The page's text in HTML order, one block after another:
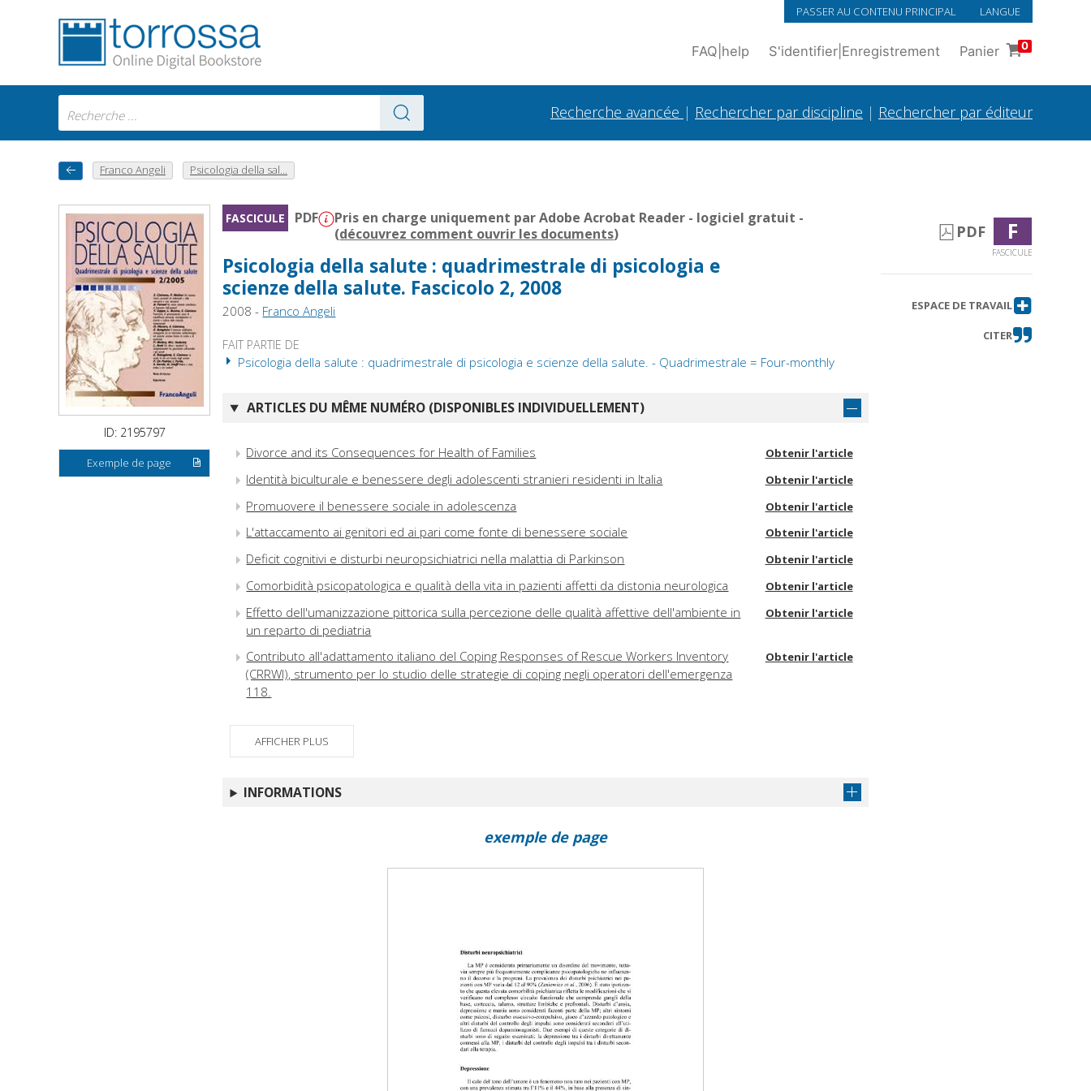
PASSER AU CONTENU PRINCIPAL LANGUE
FAQ help S'identifier Enregistrement Panier 0
Recherche avancée | Rechercher par discipline | Rechercher par éditeur
Franco Angeli Psicologia della sal...
ID: 2195797
Exemple de page
FASCICULE PDF
Pris en charge uniquement par Adobe Acrobat Reader - logiciel gratuit -
(découvrez comment ouvrir les documents)
Psicologia della salute : quadrimestrale di psicologia e
scienze della salute. Fascicolo 2, 2008
2008 - Franco Angeli
FAIT PARTIE DE
Psicologia della salute : quadrimestrale di psicologia e scienze della salute. - Quadrimestrale = Four-monthly
ARTICLES DU MÊME NUMÉRO (DISPONIBLES INDIVIDUELLEMENT)
Divorce and its Consequences for Health of Families Obtenir l'article
Identità biculturale e benessere degli adolescenti stranieri residenti in Italia Obtenir l'article
Promuovere il benessere sociale in adolescenza Obtenir l'article
L'attaccamento ai genitori ed ai pari come fonte di benessere sociale Obtenir l'article
Deficit cognitivi e disturbi neuropsichiatrici nella malattia di Parkinson Obtenir l'article
Comorbidità psicopatologica e qualità della vita in pazienti affetti da distonia neurologica Obtenir l'article
Effetto dell'umanizzazione pittorica sulla percezione delle qualità affettive dell'ambiente in
un reparto di pediatria
Obtenir l'article
Contributo all'adattamento italiano del Coping Responses of Rescue Workers Inventory
(CRRWI), strumento per lo studio delle strategie di coping negli operatori dell'emergenza
118.
Obtenir l'article
AFFICHER PLUS
INFORMATIONS
PDF F
FASCICULE
ESPACE DE TRAVAIL
CITER
exemple de page